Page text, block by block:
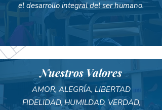
el desarrollo integral del ser humano.
Nuestros Valores
AMOR, ALEGRÍA, LIBERTAD
FIDELIDAD, HUMILDAD, VERDAD,